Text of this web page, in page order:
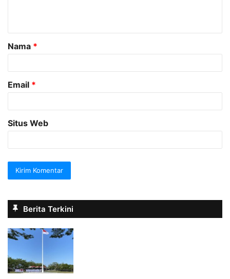
a
r
Nama *
Email *
Situs Web
Berita Terkini